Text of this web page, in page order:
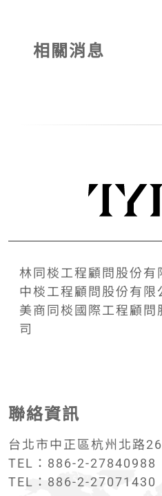
相關消息
林同棪工程顧問股份有
中棪工程顧問股份有限
美商同棪國際工程顧
司
聯絡資訊
台北市中正區杭州北路
TEL：886-2-27840988
TEL：886-2-27071430